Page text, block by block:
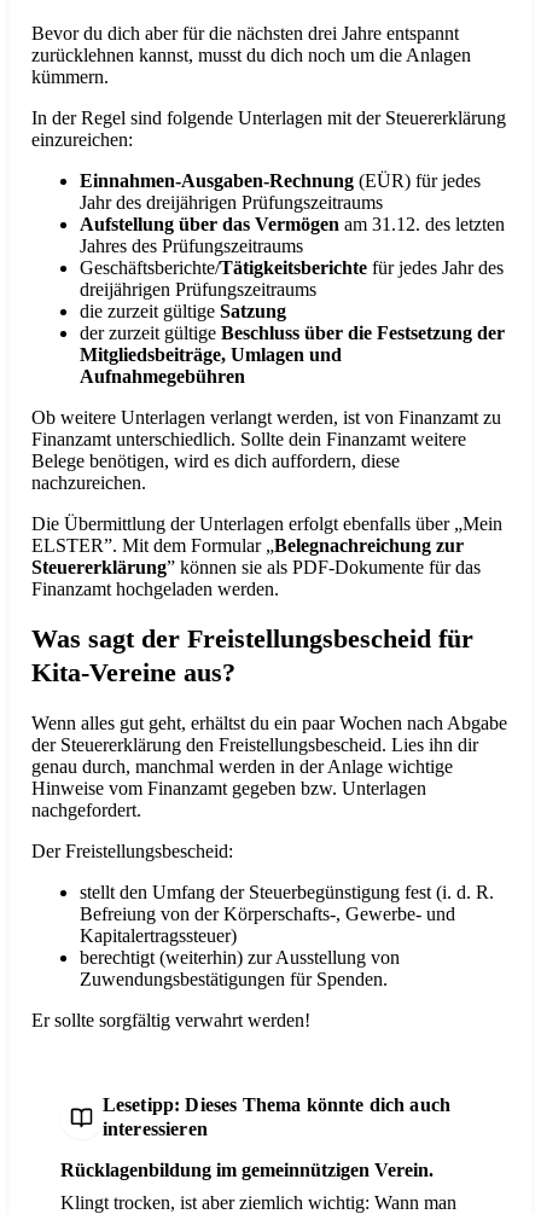
Bevor du dich aber für die nächsten drei Jahre entspannt
zurücklehnen kannst, musst du dich noch um die Anlagen
kümmern.
In der Regel sind folgende Unterlagen mit der Steuererklärung
einzureichen:
Einnahmen-Ausgaben-Rechnung(EÜR) für jedes
Jahr des dreijährigen Prüfungszeitraums
Aufstellung über das Vermögen am 31.12. des letzten
Jahres des Prüfungszeitraums
Geschäftsberichte/Tätigkeitsberichtefür jedes Jahr des
dreijährigen Prüfungszeitraums
die zurzeit gültige Satzung
der zurzeit gültige Beschluss über die Festsetzung der
Mitgliedsbeiträge, Umlagen und
Aufnahmegebühren
Ob weitere Unterlagen verlangt werden, ist von Finanzamt zu
Finanzamt unterschiedlich. Sollte dein Finanzamt weitere
Belege benötigen, wird es dich auffordern, diese
nachzureichen.
Die Übermittlung der Unterlagen erfolgt ebenfalls über „Mein
ELSTER”. Mit dem Formular „Belegnachreichung zur
Steuererklärung” können sie als PDF-Dokumente für das
Finanzamt hochgeladen werden.
Was sagt der Freistellungsbescheid für
Kita-Vereine aus?
Wenn alles gut geht, erhältst du ein paar Wochen nach Abgabe
der Steuererklärung den Freistellungsbescheid. Lies ihn dir
genau durch, manchmal werden in der Anlage wichtige
Hinweise vom Finanzamt gegeben bzw. Unterlagen
nachgefordert.
Der Freistellungsbescheid:
stellt den Umfang der Steuerbegünstigung fest (i. d. R.
Befreiung von der Körperschafts-, Gewerbe- und
Kapitalertragssteuer)
berechtigt (weiterhin) zur Ausstellung von
Zuwendungsbestätigungen für Spenden.
Er sollte sorgfältig verwahrt werden!
Lesetipp: Dieses Thema könnte dich auch
interessieren
Rücklagenbildung im gemeinnützigen Verein.
Klingt trocken, ist aber ziemlich wichtig: Wann man